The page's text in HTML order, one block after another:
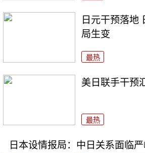
日元干预落地
局生变
最热
美日联手干预
最热
日本设情报局：中日关系面临